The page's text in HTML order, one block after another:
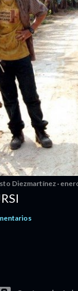
Diezmartínez